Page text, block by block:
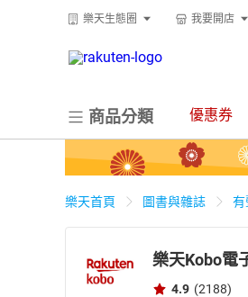
樂天生態圈 我要開店
商品分類 優惠券
樂天首頁 圖書與雜誌 有
樂天Kobo電
4.9 (2188)